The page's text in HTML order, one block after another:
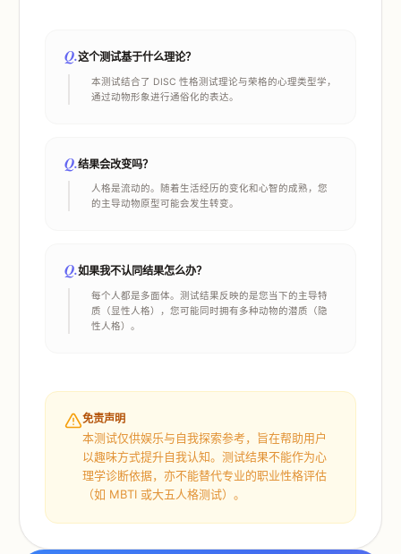
Q.这个测试基于什么理论？
本测试结合了 DISC 性格测试理论与荣格的心理类型学，
通过动物形象进行通俗化的表达。
Q.结果会改变吗？
人格是流动的。随着生活经历的变化和心智的成熟，您
的主导动物原型可能会发生转变。
Q.如果我不认同结果怎么办？
每个人都是多面体。测试结果反映的是您当下的主导特
质（显性人格），您可能同时拥有多种动物的潜质（隐
性人格）。
免责声明
本测试仅供娱乐与自我探索参考，旨在帮助用户
以趣味方式提升自我认知。测试结果不能作为心
理学诊断依据，亦不能替代专业的职业性格评估
（如 MBTI 或大五人格测试）。